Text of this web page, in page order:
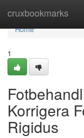
cruxbookmarks
Home
Home
1
Korrigera
Rigidus